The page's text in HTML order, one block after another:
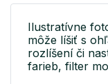
Ilustratívne
môže líšiť s
rozlíšení či
farieb, filter